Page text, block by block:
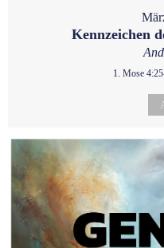
Kennzeichen
1. Mose